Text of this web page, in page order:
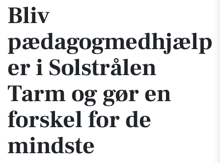
Bliv
pædagogmedhjælp
er i Solstrålen
Tarm og gør en
forskel for de
mindste